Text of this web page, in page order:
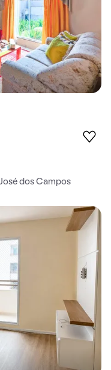
dos Campos